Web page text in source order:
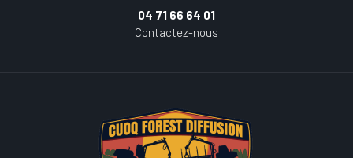
04 71 66 64 01
Contactez-nous